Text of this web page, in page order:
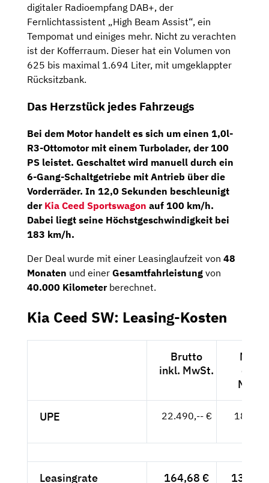
digitaler Radioempfang DAB+, der
Fernlichtassistent „High Beam Assist“, ein
Tempomat und einiges mehr. Nicht zu verachten
ist der Kofferraum. Dieser hat ein Volumen von
625 bis maximal 1.694 Liter, mit umgeklappter
Rücksitzbank.
Das Herzstück jedes Fahrzeugs
Bei dem Motor handelt es sich um einen 1,0l-
R3-Ottomotormit einem Turbolader, der 100
PS leistet. Geschaltet wird manuell durch ein
6-Gang-Schaltgetriebe mit Antrieb über die
Vorderräder. In 12,0 Sekunden beschleunigt
der Kia Ceed Sportswagon auf 100 km/h.
Dabei liegt seine Höchstgeschwindigkeit bei
183 km/h.
Der Deal wurde mit einer Leasinglaufzeit von 48
Monaten und einer Gesamtfahrleistung von
40.000 Kilometerberechnet.
Kia Ceed SW: Leasing-Kosten
Brutto
inkl. MwSt.
Netto
exkl.
MwSt.
UPE 22.490,-- €
Leasingrate 164,68 € 138,39